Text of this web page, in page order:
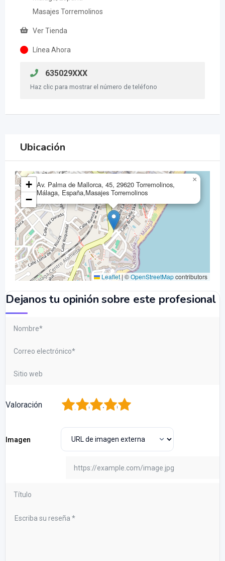
Masajes Torremolinos
Ver Tienda
Línea Ahora
635029XXX
Haz clic para mostrar el número de teléfono
Ubicación
Av. Palma de Mallorca, 45, 29620 Torremolinos,
Málaga, España,Masajes Torremolinos
×
+
−
Leaflet | ©OpenStreetMapcontributors
Dejanos tu opinión sobre este profesional
Valoración 5
4
3
2
Imagen